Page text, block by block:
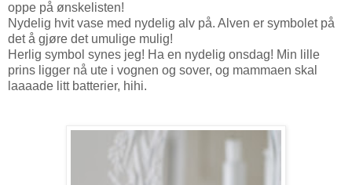
oppe på ønskelisten!
Nydelig hvit vase med nydelig alv på. Alven er symbolet på
det å gjøre det umulige mulig!
Herlig symbol synes jeg! Ha en nydelig onsdag! Min lille
prins ligger nå ute i vognen og sover, og mammaen skal
laaaade litt batterier, hihi.